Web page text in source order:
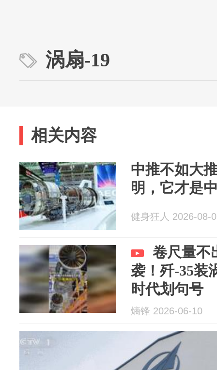
涡扇-19
相关内容
中推不如大
明，它才是
健身狂人 2026-08-
卷尺量不
袭！歼-35装
时代划句号
熵锋 2026-06-10